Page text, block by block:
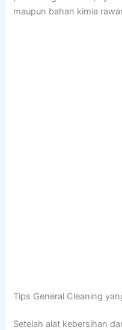
maupun bahan kimia
Tips General Cleaning
Setelah alat kebersihan